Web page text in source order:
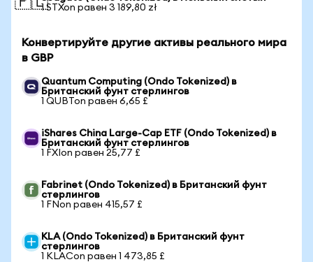
1 STXon равен 3 189,80 zł
Конвертируйте другие активы реального мира
в GBP
Quantum Computing (Ondo Tokenized) в
Британский фунт стерлингов
1 QUBTon равен 6,65 £
iShares China Large-Cap ETF (Ondo Tokenized) в
Британский фунт стерлингов
1 FXIon равен 25,77 £
Fabrinet (Ondo Tokenized) в Британский фунт
стерлингов
1 FNon равен 415,57 £
KLA (Ondo Tokenized) в Британский фунт
стерлингов
1 KLACon равен 1 473,85 £